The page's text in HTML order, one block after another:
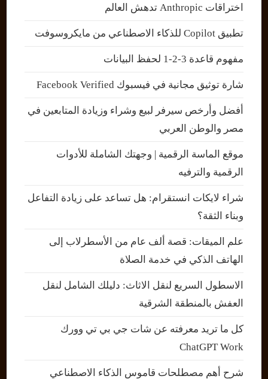
اختراقات Anthropic تدهش العالم
تطبيق Copilot للذكاء الاصطناعي من مايكروسوفت
مفهوم قاعدة 3-2-1 لحفظ البيانات
شارة توثيق مجانية في فيسبوك Facebook Verified
أفضل وأرخص سيرفر لبيع وشراء وزيادة المتابعين في
مصر والوطن العربي
موقع الماسة الرقمية | وجهتك الشاملة للأدوات
الرقمية والترفيه
شراء لايكات انستقرام: هل تساعد على زيادة التفاعل
وبناء الثقة؟
علم الميقات: قصة ألف عام من الأسطرلاب إلى
الهاتف الذكي في خدمة الصلاة
الاسطول السريع لنقل الاثاث: دليلك الشامل لنقل
العفش بالمنطقة الشرقية
كل ما تريد معرفته عن شات جي بي تي وورك
ChatGPT Work
شرح أهم مصطلحات قاموس الذكاء الاصطناعي